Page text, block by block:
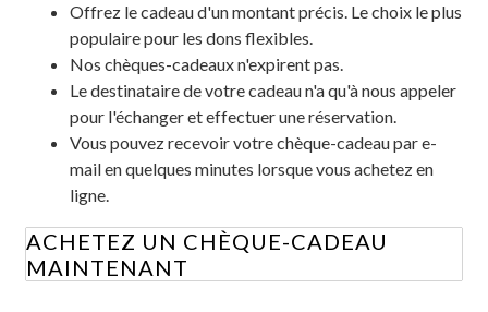
Offrez le cadeau d'un montant précis. Le choix le plus
populaire pour les dons flexibles.
Nos chèques-cadeaux n'expirent pas.
Le destinataire de votre cadeau n'a qu'à nous appeler
pour l'échanger et effectuer une réservation.
Vous pouvez recevoir votre chèque-cadeau par e-
mail en quelques minutes lorsque vous achetez en
ligne.
ACHETEZ UN CHÈQUE-CADEAU
MAINTENANT